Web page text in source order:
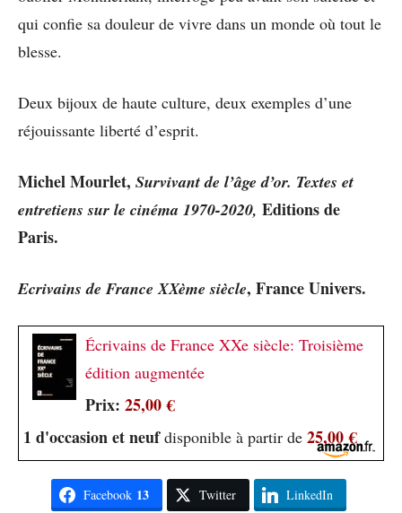
qui confie sa douleur de vivre dans un monde où tout le
blesse.
Deux bijoux de haute culture, deux exemples d’une
réjouissante liberté d’esprit.
Michel Mourlet, Survivant de l’âge d’or. Textes et
entretiens sur le cinéma 1970-2020, Editions de
Paris.
Ecrivains de France XXème siècle, France Univers.
Écrivains de France XXe siècle: Troisième
édition augmentée
Prix: 25,00 €
1 d'occasion et neufdisponible à partir de 25,00 €
Facebook 13 Twitter LinkedIn